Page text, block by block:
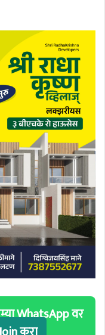
WhatsApp वर